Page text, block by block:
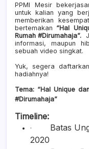
PPMI Mesir
untuk kalian yang
memberikan
bertemakan “Hal
Rumah #Dirumahaja”.
informasi, maupun
sebuah video singkat.
Yuk, segera
hadiahnya!
Tema: “Hal Unique
#Dirumahaja”
Timeline:
· Batas
2020